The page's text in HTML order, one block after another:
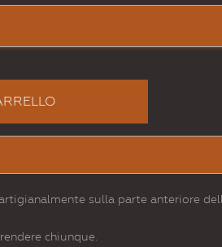
sulla parte anteriore
chiunque.